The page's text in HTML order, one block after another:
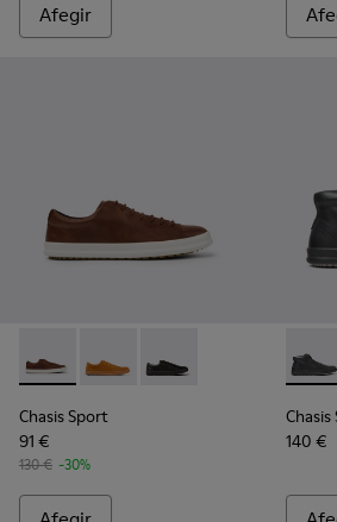
Afegir
Chasis Sport - K100373-023 -
Chasis Sport - K100373-042
Chasis Sport -
Chasis Sport
91 €
130 € -30%
140 €